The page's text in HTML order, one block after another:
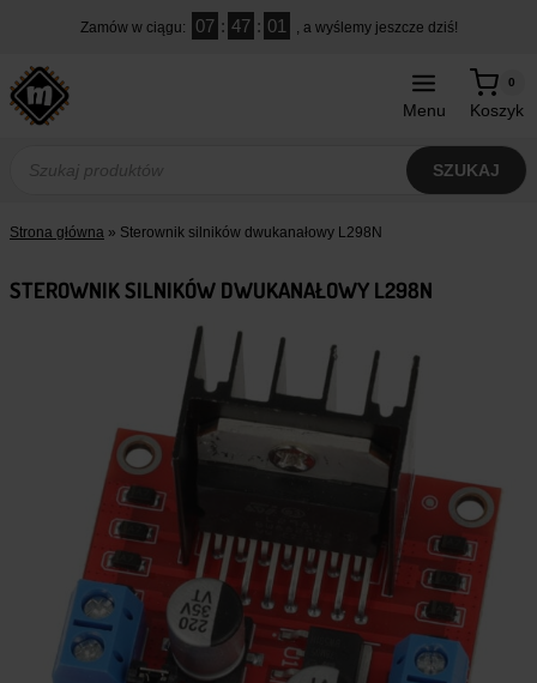
treści
Zamów w ciągu: 07 : 47 : 00 , a wyślemy jeszcze dziś!
Menu Koszyk
0
produktów
SZUKAJ
Strona główna » Sterownik silników dwukanałowy L298N
STEROWNIK SILNIKÓW DWUKANAŁOWY L298N